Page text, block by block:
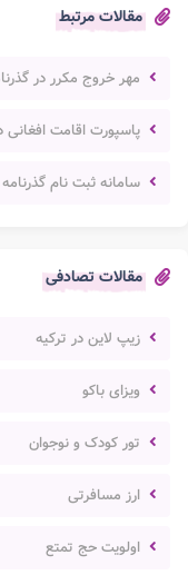
مقالات مرتبط
مهر خروج مکرر در
پاسپورت اقامت افغانی
سامانه ثبت نام گذرنامه
مقالات تصادفی
زیپ لاین در ترکیه
ویزای باکو
تور کودک و نوجوان
ارز مسافرتی
اولویت حج تمتع